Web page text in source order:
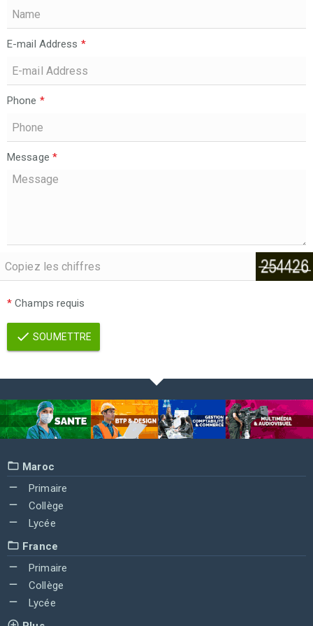
E-mail Address *
Phone *
Message *
* Champs requis
SOUMETTRE
Maroc
Primaire
Collège
Lycée
France
Primaire
Collège
Lycée